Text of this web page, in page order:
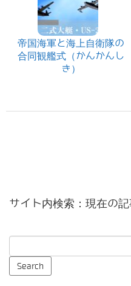
帝国海軍と海上自衛隊の
合同観艦式（かんかんし
き）
サイト内検索：現在の